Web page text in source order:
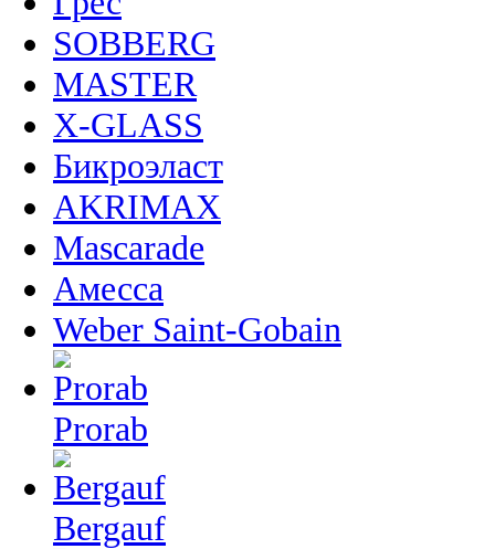
SOBBERG
MASTER
X-GLASS
Бикроэласт
AKRIMAX
Mascarade
Амесса
Weber Saint-Gobain
Prorab
Bergauf